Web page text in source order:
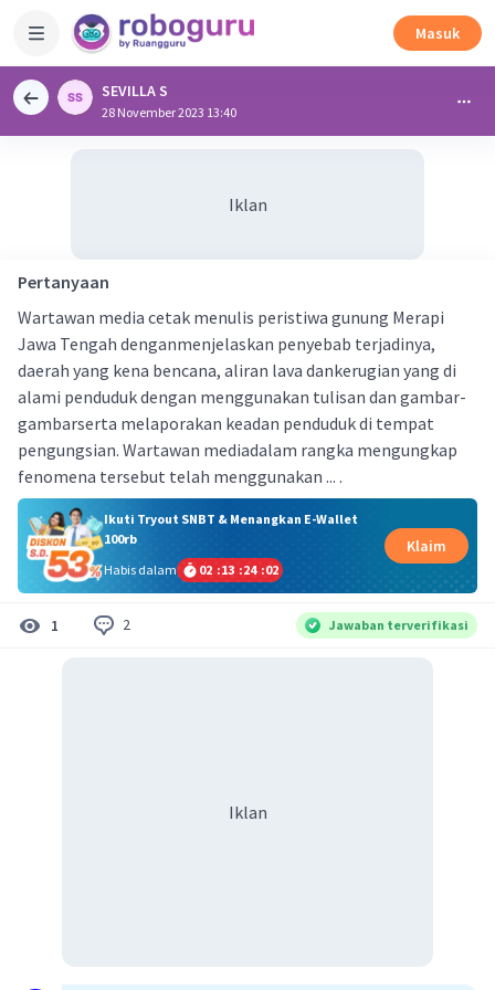
Masuk
SEVILLA S
28 November 2023 13:40
Iklan
Pertanyaan
Wartawan media cetak menulis peristiwa gunung Merapi
Jawa Tengah denganmenjelaskan penyebab terjadinya,
daerah yang kena bencana, aliran lava dankerugian yang di
alami penduduk dengan menggunakan tulisan dan gambar-
gambarserta melaporakan keadan penduduk di tempat
pengungsian. Wartawan mediadalam rangka mengungkap
fenomena tersebut telah menggunakan ... .
Ikuti Tryout SNBT & Menangkan E-Wallet
100rb
Habis dalam
02 :13 :24 :02
Klaim
1 2 Jawaban terverifikasi
Iklan